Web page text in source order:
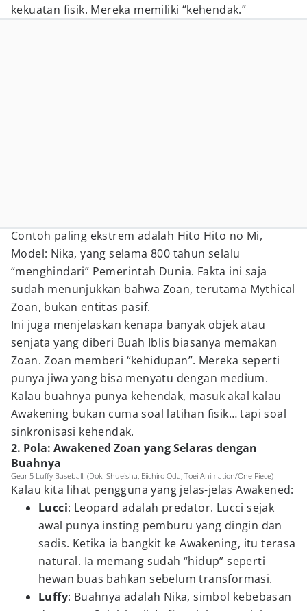
kekuatan fisik. Mereka memiliki “kehendak.”
Contoh paling ekstrem adalah Hito Hito no Mi,
Model: Nika, yang selama 800 tahun selalu
“menghindari” Pemerintah Dunia. Fakta ini saja
sudah menunjukkan bahwa Zoan, terutama Mythical
Zoan, bukan entitas pasif.
Ini juga menjelaskan kenapa banyak objek atau
senjata yang diberi Buah Iblis biasanya memakan
Zoan. Zoan memberi “kehidupan”. Mereka seperti
punya jiwa yang bisa menyatu dengan medium.
Kalau buahnya punya kehendak, masuk akal kalau
Awakening bukan cuma soal latihan fisik… tapi soal
sinkronisasi kehendak.
2. Pola: Awakened Zoan yang Selaras dengan
Buahnya
Gear 5 Luffy Baseball. (Dok. Shueisha, Eiichiro Oda, Toei Animation/One Piece)
Kalau kita lihat pengguna yang jelas-jelas Awakened:
Lucci: Leopard adalah predator. Lucci sejak
awal punya insting pemburu yang dingin dan
sadis. Ketika ia bangkit ke Awakening, itu terasa
natural. Ia memang sudah “hidup” seperti
hewan buas bahkan sebelum transformasi.
Luffy: Buahnya adalah Nika, simbol kebebasan